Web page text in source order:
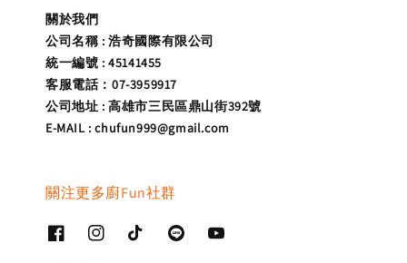
關於我們
公司名稱 : 浩奇國際有限公司
統一編號 : 45141455
客服電話：07-3959917
公司地址 : 高雄市三民區鼎山街392號
E-MAIL : chufun999@gmail.com
關注更多廚Fun社群